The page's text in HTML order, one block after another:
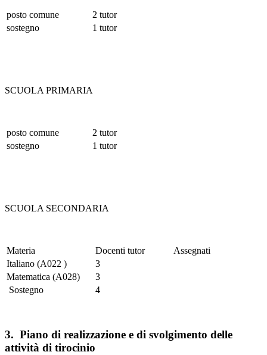
posto comune
2 tutor
sostegno
1 tutor
SCUOLA PRIMARIA
posto comune
2 tutor
sostegno
1 tutor
SCUOLA SECONDARIA
Materia Docenti tutor
Assegnati
Italiano (A022 )
3
Matematica (A028)
3
Sostegno
4
3. Piano di realizzazione e di svolgimento delle
attività di tirocinio